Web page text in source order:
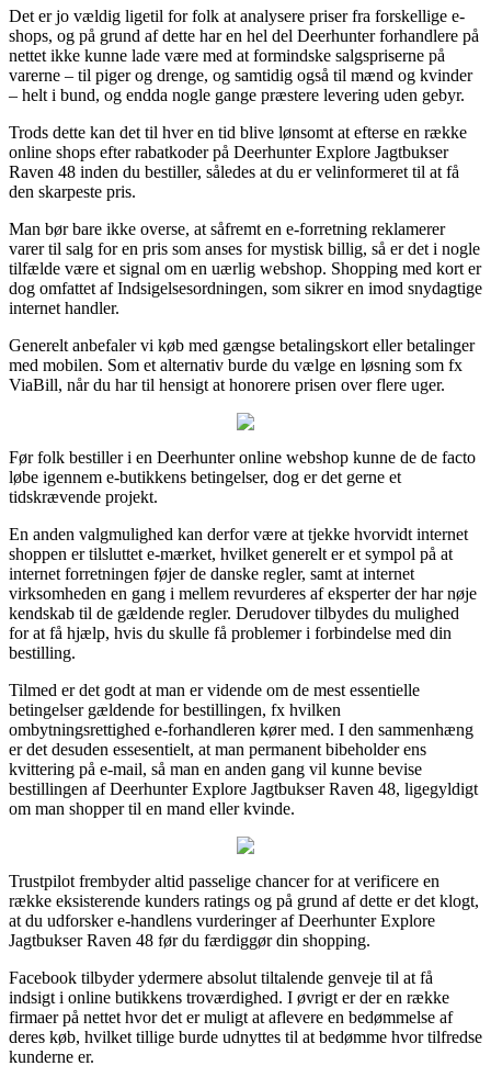
Det er jo vældig ligetil for folk at analysere priser fra forskellige e-
shops, og på grund af dette har en hel del Deerhunter forhandlere på
nettet ikke kunne lade være med at formindske salgspriserne på
varerne – til piger og drenge, og samtidig også til mænd og kvinder
– helt i bund, og endda nogle gange præstere levering uden gebyr.
Trods dette kan det til hver en tid blive lønsomt at efterse en række
online shops efter rabatkoder på Deerhunter Explore Jagtbukser
Raven 48 inden du bestiller, således at du er velinformeret til at få
den skarpeste pris.
Man bør bare ikke overse, at såfremt en e-forretning reklamerer
varer til salg for en pris som anses for mystisk billig, så er det i nogle
tilfælde være et signal om en uærlig webshop. Shopping med kort er
dog omfattet af Indsigelsesordningen, som sikrer en imod snydagtige
internet handler.
Generelt anbefaler vi køb med gængse betalingskort eller betalinger
med mobilen. Som et alternativ burde du vælge en løsning som fx
ViaBill, når du har til hensigt at honorere prisen over flere uger.
Før folk bestiller i en Deerhunter online webshop kunne de de facto
løbe igennem e-butikkens betingelser, dog er det gerne et
tidskrævende projekt.
En anden valgmulighed kan derfor være at tjekke hvorvidt internet
shoppen er tilsluttet e-mærket, hvilket generelt er et sympol på at
internet forretningen føjer de danske regler, samt at internet
virksomheden en gang i mellem revurderes af eksperter der har nøje
kendskab til de gældende regler. Derudover tilbydes du mulighed
for at få hjælp, hvis du skulle få problemer i forbindelse med din
bestilling.
Tilmed er det godt at man er vidende om de mest essentielle
betingelser gældende for bestillingen, fx hvilken
ombytningsrettighed e-forhandleren kører med. I den sammenhæng
er det desuden essesentielt, at man permanent bibeholder ens
kvittering på e-mail, så man en anden gang vil kunne bevise
bestillingen af Deerhunter Explore Jagtbukser Raven 48, ligegyldigt
om man shopper til en mand eller kvinde.
Trustpilot frembyder altid passelige chancer for at verificere en
række eksisterende kunders ratings og på grund af dette er det klogt,
at du udforsker e-handlens vurderinger af Deerhunter Explore
Jagtbukser Raven 48 før du færdiggør din shopping.
Facebook tilbyder ydermere absolut tiltalende genveje til at få
indsigt i online butikkens troværdighed. I øvrigt er der en række
firmaer på nettet hvor det er muligt at aflevere en bedømmelse af
deres køb, hvilket tillige burde udnyttes til at bedømme hvor tilfredse
kunderne er.